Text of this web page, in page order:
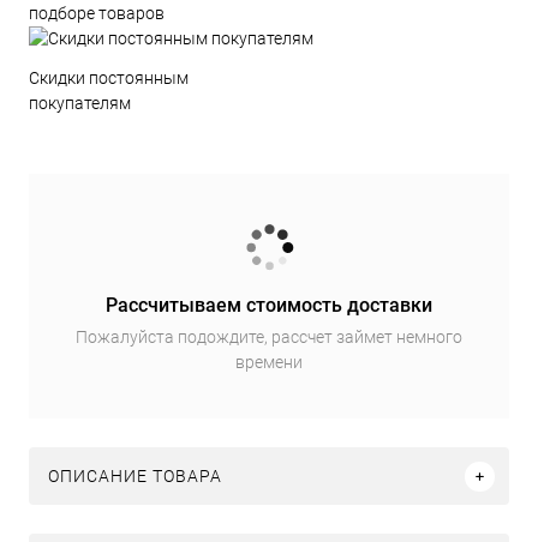
подборе товаров
Скидки постоянным
покупателям
Рассчитываем стоимость доставки
Пожалуйста подождите, рассчет займет немного
времени
ОПИСАНИЕ ТОВАРА